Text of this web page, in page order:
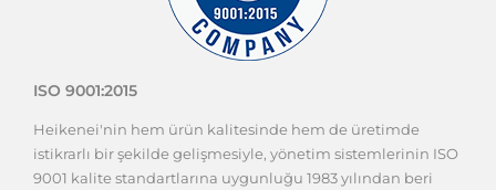
ISO 9001:2015
Heikenei'nin hem ürün kalitesinde hem de üretimde
istikrarlı bir şekilde gelişmesiyle, yönetim sistemlerinin ISO
9001 kalite standartlarına uygunluğu 1983 yılından beri